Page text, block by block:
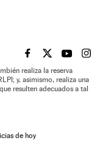
EL PAÍS BRASIL
EL PAÍSEL PAÍS
EL
realiza la reserva
y, asimismo, realiza una
resulten adecuados a tal
de hoy